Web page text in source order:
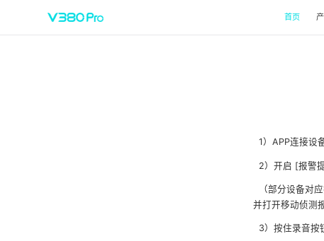
首页
1）APP连接设
2）开启 [报警
（部分设备对
并打开移动侦测
3）按住录音按